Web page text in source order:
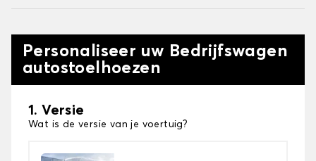
Personaliseer uw Bedrijfswagen
autostoelhoezen
1. Versie
Wat is de versie van je voertuig?